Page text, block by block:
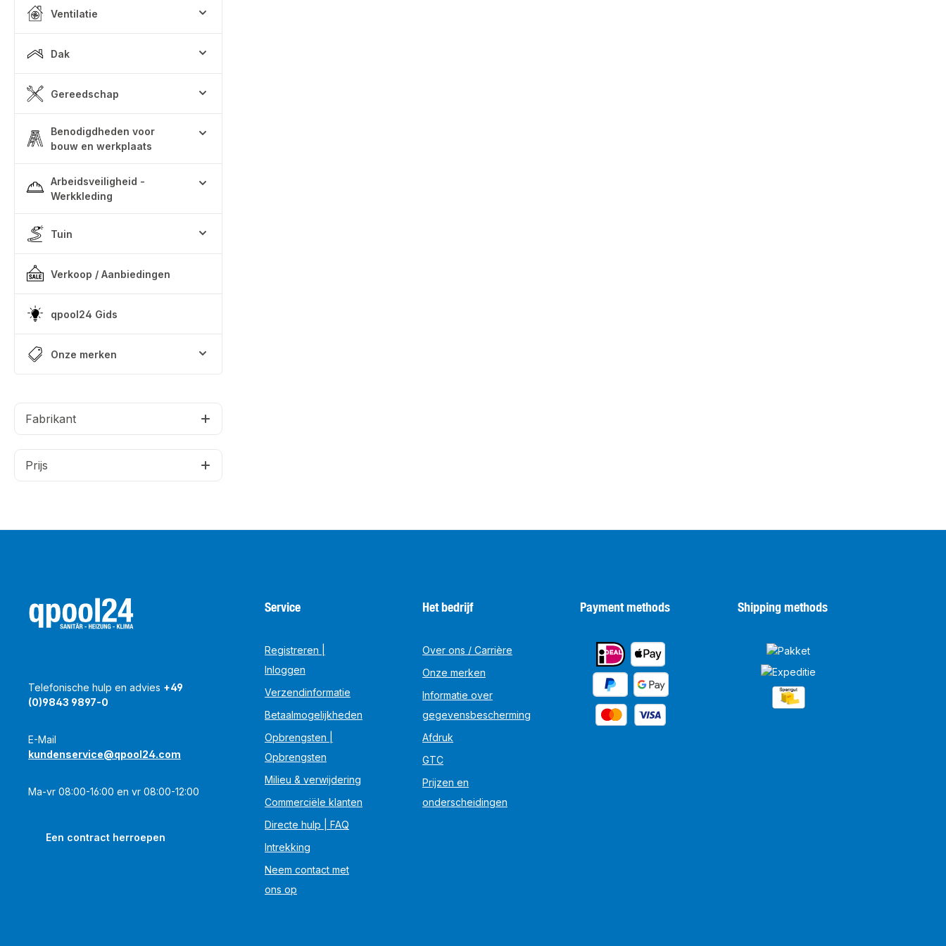
Ventilatie
Dak
Gereedschap
Benodigdheden voor
bouw en werkplaats
Arbeidsveiligheid -
Werkkleding
Tuin
Verkoop / Aanbiedingen
qpool24 Gids
Onze merken
Fabrikant
Prijs
Telefonische hulp en advies +49
(0)9843 9897-0
E-Mail
kundenservice@qpool24.com
Ma-vr 08:00-16:00 en vr 08:00-12:00
Een contract herroepen
Service
Registreren |
Inloggen
Verzendinformatie
Betaalmogelijkheden
Opbrengsten |
Opbrengsten
Milieu & verwijdering
Commerciële klanten
Directe hulp | FAQ
Intrekking
Neem contact met
ons op
Het bedrijf
Over ons / Carrière
Onze merken
Informatie over
gegevensbescherming
Afdruk
GTC
Prijzen en
onderscheidingen
Payment methods Shipping methods